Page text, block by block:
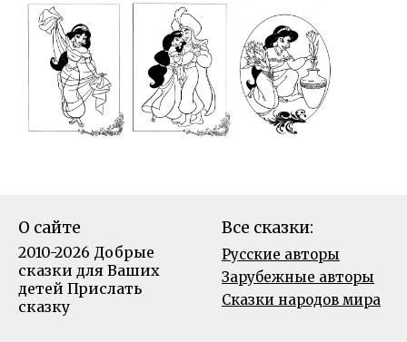
О сайте
2010-2026 Добрые
сказки для Ваших
детей Прислать
сказку
Все сказки:
Русские авторы
Зарубежные авторы
Сказки народов мира